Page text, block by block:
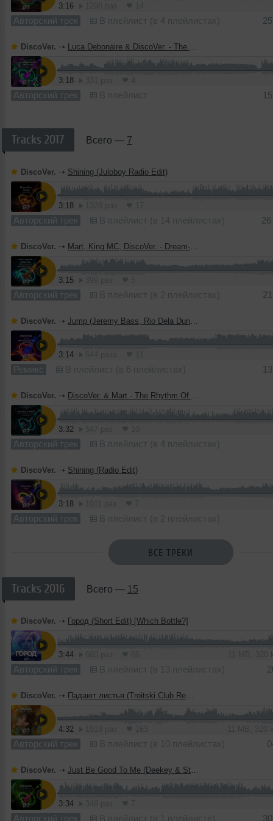
3:16
Авторский трек В плейлист (в 4 плейлистах)
DiscoVer. ➝ Luca Debonaire & DiscoVer. - The Only Way Is Up (Radio Edit)
3:18
Авторский трек В плейлист
Tracks 2017 Всего — 7
DiscoVer. ➝ Shining (Juloboy Radio Edit)
3:18
Авторский трек В плейлист (в 14 плейлистах)
DiscoVer. ➝ Mart, King MC, DiscoVer. - Dream-N-Night (NerveStrain, Rio Dela Duna & Deekey Radio Edit)
3:15
Авторский трек В плейлист (в 2 плейлистах)
DiscoVer. ➝ Jump (Jeremy Bass, Rio Dela Duna & Deekey Radio Edit) [Which Bottle?]
3:14
Ремикс В плейлист (в 6 плейлистах)
DiscoVer. ➝ DiscoVer. & Mart - The Rhythm Of The Night (Juloboy Radio Edit) [Which Bottle?]
3:32
Авторский трек В плейлист (в 4 плейлистах)
DiscoVer. ➝ Shining (Radio Edit)
3:18
Авторский трек В плейлист (в 2 плейлистах)
ВСЕ ТРЕКИ
Tracks 2016 Всего — 15
DiscoVer. ➝ Город (Short Edit) [Which Bottle?]
3:44
Авторский трек В плейлист (в 13 плейлистах)
DiscoVer. ➝ Падают листья (Troitski Club Remix) [Which Bottle?]
4:32
Авторский трек В плейлист (в 10 плейлистах)
DiscoVer. ➝ Just Be Good To Me (Deekey & Stellix Remix) [Which Bottle?]
3:34
Авторский трек В плейлист (в 1 плейлисте)